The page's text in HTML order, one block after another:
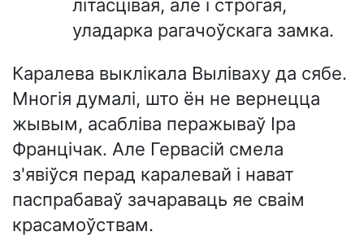
літасцівая, але і строгая,
уладарка рагачоўскага замка.
Каралева выклікала Выліваху да сябе.
Многія думалі, што ён не вернецца
жывым, асабліва перажываў Іра
Францічак. Але Гервасій смела
з'явіўся перад каралевай і нават
паспрабаваў зачараваць яе сваім
красамоўствам.